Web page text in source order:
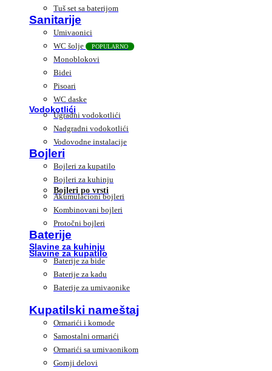
Tuš set sa baterijom
Sanitarije
Umivaonici
WC šolje
POPULARNO
Monoblokovi
Bidei
Pisoari
WC daske
Vodokotlići
Ugradni vodokotlići
Nadgradni vodokotlići
Vodovodne instalacije
Bojleri
Bojleri za kupatilo
Bojleri za kuhinju
Bojleri po vrsti
Akumulacioni bojleri
Kombinovani bojleri
Protočni bojleri
Baterije
Slavine za kuhinju
Slavine za kupatilo
Baterije za bide
Baterije za kadu
Baterije za umivaonike
Kupatilski nameštaj
Ormarići i komode
Samostalni ormarići
Ormarići sa umivaonikom
Gornji delovi